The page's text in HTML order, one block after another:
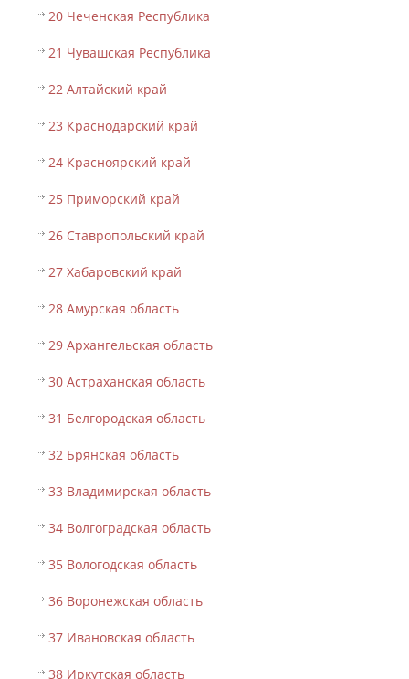
20 Чеченская Республика
21 Чувашская Республика
22 Алтайский край
23 Краснодарский край
24 Красноярский край
25 Приморский край
26 Ставропольский край
27 Хабаровский край
28 Амурская область
29 Архангельская область
30 Астраханская область
31 Белгородская область
32 Брянская область
33 Владимирская область
34 Волгоградская область
35 Вологодская область
36 Воронежская область
37 Ивановская область
38 Иркутская область